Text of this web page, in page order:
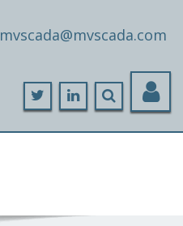
moc.adacsvm@adacsvm